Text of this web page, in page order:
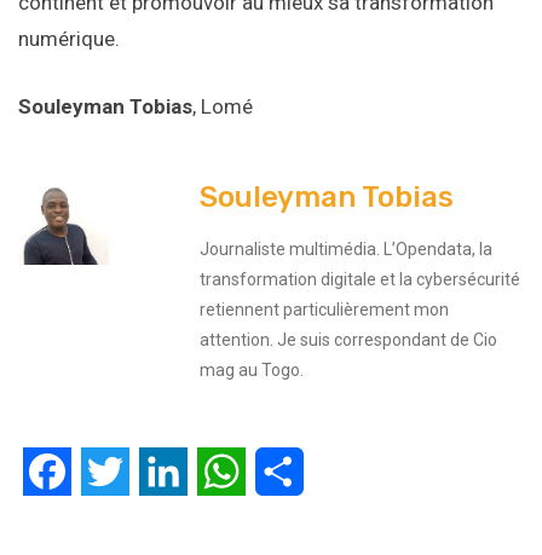
numérique.
Souleyman Tobias, Lomé
Souleyman Tobias
Journaliste multimédia. L’Opendata, la
transformation digitale et la cybersécurité
retiennent particulièrement mon
attention. Je suis correspondant de Cio
mag au Togo.
FacebookTwitter LinkedIn WhatsApp